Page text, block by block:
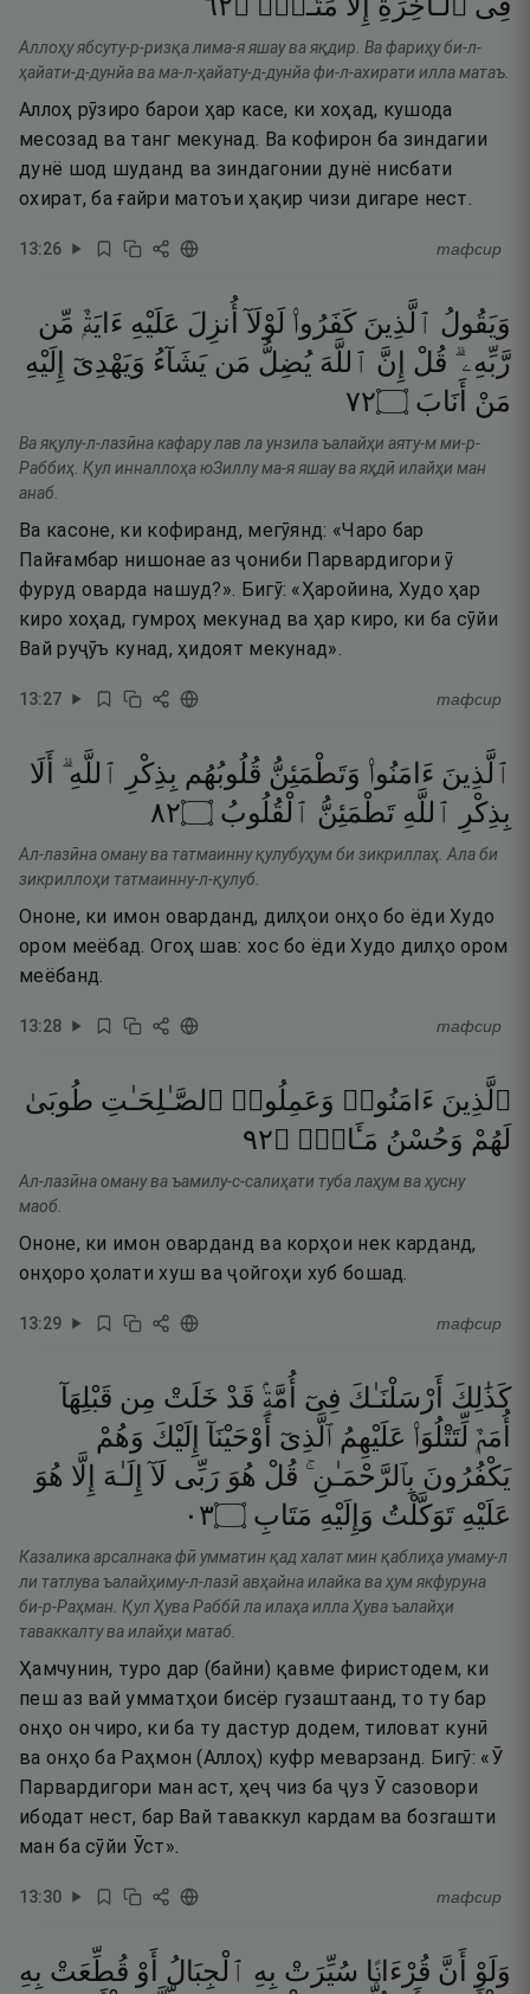
Аллоҳу ябсуту-р-ризқа лима-я яшау ва яқдир. Ва фариҳу би-л-
ҳайати-д-дунйа ва ма-л-ҳайату-д-дунйа фи-л-ахирати илла матаъ.
Аллоҳ рӯзиро барои ҳар касе, ки хоҳад, кушода
месозад ва танг мекунад. Ва кофирон ба зиндагии
дунё шод шуданд ва зиндагонии дунё нисбати
охират, ба ғайри матоъи ҳақир чизи дигаре нест.
13:26 тафсир
وَيَقُولُ ٱلَّذِينَ كَفَرُوا۟ لَوْلَآ أُنزِلَ عَلَيْهِ ءَايَةٌۭ مِّن
رَّبِّهِۦ ۗ قُلْ إِنَّ ٱللَّهَ يُضِلُّ مَن يَشَآءُ وَيَهْدِىٓ
إِلَيْهِ
مَنْ أَنَابَ ۝٢٧
Ва яқулу-л-лазӣна кафару лав ла унзила ъалайҳи аяту-м ми-р-
Раббиҳ. Қул инналлоҳа юЗиллу ма-я яшау ва яҳдӣ илайҳи ман
анаб.
Ва касоне, ки кофиранд, мегӯянд: «Чаро бар
Пайғамбар нишонае аз ҷониби Парвардигори ӯ
фуруд оварда нашуд?». Бигӯ: «Ҳаройина, Худо ҳар
киро хоҳад, гумроҳ мекунад ва ҳар киро, ки ба сӯйи
Вай руҷӯъ кунад, ҳидоят мекунад».
13:27 тафсир
ٱلَّذِينَ ءَامَنُوا۟ وَتَطْمَئِنُّ قُلُوبُهُم بِذِكْرِ ٱللَّهِ ۗ
أَلَا
بِذِكْرِ
ٱللَّهِ تَطْمَئِنُّ ٱلْقُلُوبُ ۝٢٨
Ал-лазӣна оману ва татмаинну қулубуҳум би зикриллаҳ. Ала би
зикриллоҳи татмаинну-л-қулуб.
Ононе, ки имон оварданд, дилҳои онҳо бо ёди Худо
ором меёбад. Огоҳ шав: хос бо ёди Худо дилҳо ором
меёбанд.
13:28 тафсир
ٱلَّذِينَ ءَامَنُوا۟ وَعَمِلُوا۟ ٱلصَّـٰلِحَـٰتِ طُوبَىٰ
لَهُمْ وَحُسْنُ مَـَٔابٍۢ ۝٢٩
Ал-лазӣна оману ва ъамилу-с-салиҳати туба лаҳум ва ҳусну
маоб.
Ононе, ки имон оварданд ва корҳои нек карданд,
онҳоро ҳолати хуш ва ҷойгоҳи хуб бошад.
13:29 тафсир
كَذَٰلِكَ أَرْسَلْنَـٰكَ فِىٓ أُمَّةٍۢ قَدْ خَلَتْ مِن قَبْلِهَآ
أُمَمٌۭ لِّتَتْلُوَا۟ عَلَيْهِمُ ٱلَّذِىٓ أَوْحَيْنَآ إِلَيْكَ وَهُمْ
يَكْفُرُونَ بِٱلرَّحْمَـٰنِ ۚ قُلْ هُوَ رَبِّى لَآ إِلَـٰهَ إِلَّا هُوَ
عَلَيْهِ تَوَكَّلْتُ وَإِلَيْهِ مَتَابِ ۝٣٠
Казалика арсалнака фӣ умматин қад халат мин қаблиҳа умаму-л
ли татлува ъалайҳиму-л-лазӣ авҳайна илайка ва ҳум якфуруна
би-р-Раҳман. Қул Ҳува Раббӣ ла илаҳа илла Ҳува ъалайҳи
таваккалту ва илайҳи матаб.
Ҳамчунин, туро дар (байни) қавме фиристодем, ки
пеш аз вай умматҳои бисёр гузаштаанд, то ту бар
онҳо он чиро, ки ба ту дастур додем, тиловат кунӣ
ва онҳо ба Раҳмон (Аллоҳ) куфр меварзанд. Бигӯ: «Ӯ
Парвардигори ман аст, ҳеҷ чиз ба ҷуз Ӯ сазовори
ибодат нест, бар Вай таваккул кардам ва бозгашти
ман ба сӯйи Ӯст».
13:30 тафсир
وَلَوْ أَنَّ قُرْءَانًۭا سُيِّرَتْ بِهِ ٱلْجِبَالُ أَوْ قُطِّعَتْ بِهِ